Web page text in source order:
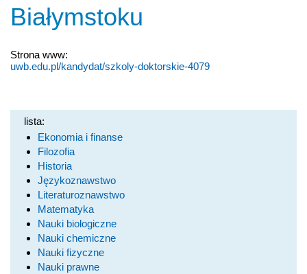
Białymstoku
Strona www:
uwb.edu.pl/kandydat/szkoly-doktorskie-4079
lista:
Ekonomia i finanse
Filozofia
Historia
Językoznawstwo
Literaturoznawstwo
Matematyka
Nauki biologiczne
Nauki chemiczne
Nauki fizyczne
Nauki prawne